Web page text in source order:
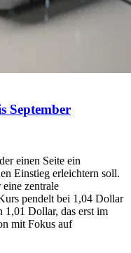
September
einen Seite ein
Einstieg erleichtern soll.
zentrale
pendelt bei 1,04 Dollar
Dollar, das erst im
mit Fokus auf